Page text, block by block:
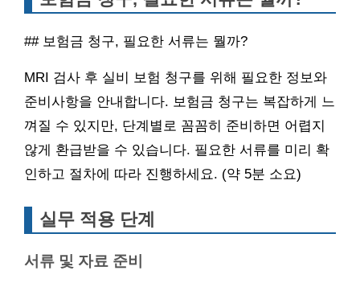
## 보험금 청구, 필요한 서류는 뭘까?
MRI 검사 후 실비 보험 청구를 위해 필요한 정보와
준비사항을 안내합니다. 보험금 청구는 복잡하게 느
껴질 수 있지만, 단계별로 꼼꼼히 준비하면 어렵지
않게 환급받을 수 있습니다. 필요한 서류를 미리 확
인하고 절차에 따라 진행하세요. (약 5분 소요)
실무 적용 단계
서류 및 자료 준비